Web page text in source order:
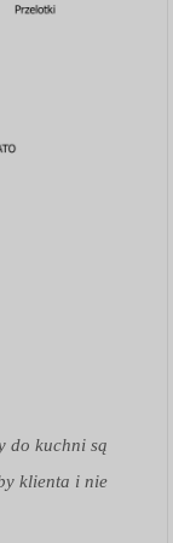
do kuchni są
klienta i nie